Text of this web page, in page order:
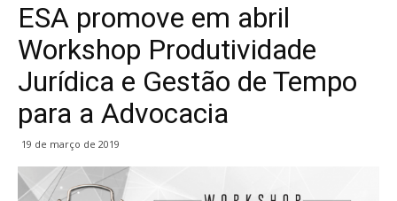
ESA promove em abril
Workshop Produtividade
Jurídica e Gestão de Tempo
para a Advocacia
19 de março de 2019